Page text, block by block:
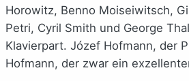
Horowitz, Benno Moiseiwitsch,
Petri, Cyril Smith und George
Klavierpart. Józef Hofmann, der
Hofmann, der zwar ein